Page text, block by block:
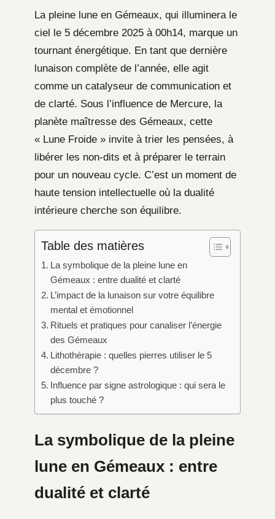
La pleine lune en Gémeaux, qui illuminera le
ciel le 5 décembre 2025 à 00h14, marque un
tournant énergétique. En tant que dernière
lunaison complète de l’année, elle agit
comme un catalyseur de communication et
de clarté. Sous l’influence de Mercure, la
planète maîtresse des Gémeaux, cette
« Lune Froide » invite à trier les pensées, à
libérer les non-dits et à préparer le terrain
pour un nouveau cycle. C’est un moment de
haute tension intellectuelle où la dualité
intérieure cherche son équilibre.
Table des matières
La symbolique de la pleine lune en
Gémeaux : entre dualité et clarté
L’impact de la lunaison sur votre équilibre
mental et émotionnel
Rituels et pratiques pour canaliser l’énergie
des Gémeaux
Lithothérapie : quelles pierres utiliser le 5
décembre ?
Influence par signe astrologique : qui sera le
plus touché ?
La symbolique de la pleine
lune en Gémeaux : entre
dualité et clarté